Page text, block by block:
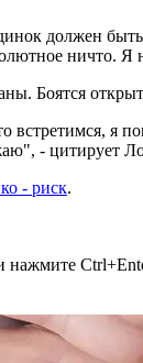
должен
ничто. Я
Боятся
встретимся, я
- цитирует
- риск.